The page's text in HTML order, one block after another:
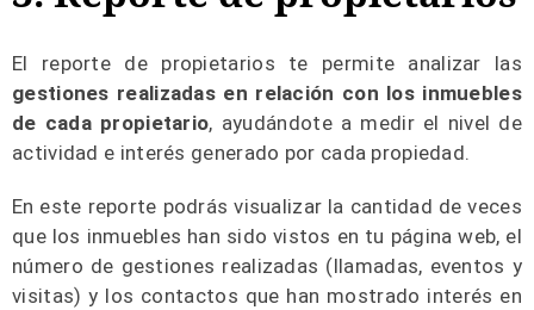
El reporte de propietarios te permite analizar las
gestiones realizadas en relación con los inmuebles
de cada propietario, ayudándote a medir el nivel de
actividad e interés generado por cada propiedad.
En este reporte podrás visualizar la cantidad de veces
que los inmuebles han sido vistos en tu página web, el
número de gestiones realizadas (llamadas, eventos y
visitas) y los contactos que han mostrado interés en